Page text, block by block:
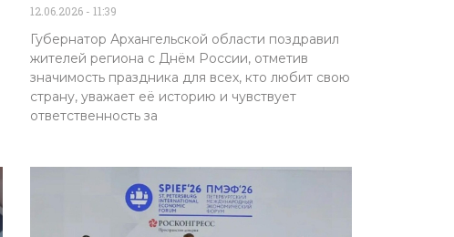
12.06.2026 11:39
Губернатор Архангельской области поздравил
жителей региона с Днём России, отметив
значимость праздника для всех, кто любит свою
страну, уважает её историю и чувствует
ответственность за